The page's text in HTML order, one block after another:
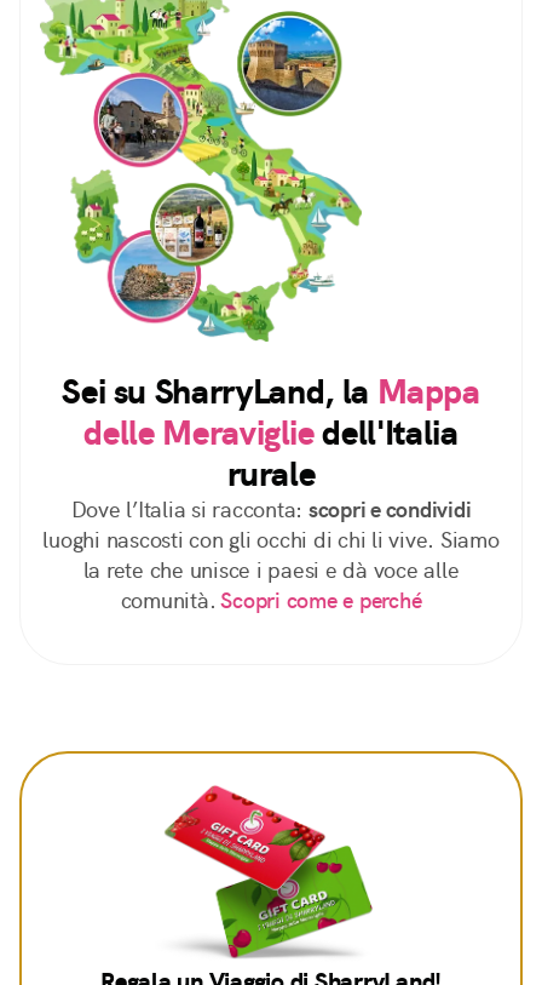
Sei su SharryLand, la Mappa
delle Meravigliedell'Italia
rurale
Dove l’Italia si racconta: scopri e condividi
luoghi nascosti con gli occhi di chi li vive. Siamo
la rete che unisce i paesi e dà voce alle
comunità. Scopri come e perché